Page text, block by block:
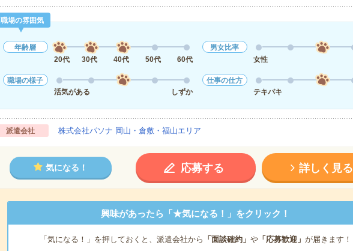
職場の雰囲気
年齢層
20代
30代 40代 50代 60代
男女比率
女性
職場の様子
活気がある
しずか
仕事の仕方
テキパキ
派遣会社 株式会社パソナ 岡山・倉敷・福山エリア
気になる！ 応募する 詳しく見る
興味があったら「★気になる！」をクリック！
「気になる！」を押しておくと、派遣会社から 「面談確約」 や「応募歓迎」 が届きます！